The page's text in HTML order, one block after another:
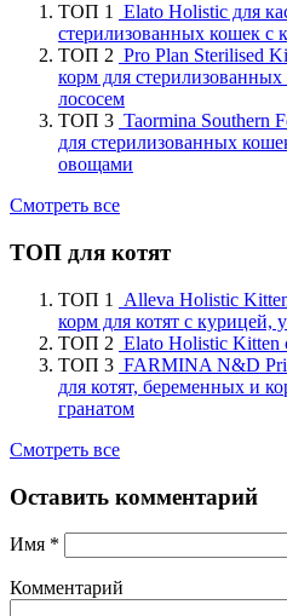
ТОП 1 Elato Holistic для
стерилизованных кошек с
ТОП 2 Pro Plan Sterilised
корм для стерилизованных
лососем
ТОП 3 Taormina Southern
для стерилизованных
овощами
Смотреть все
ТОП для котят
ТОП 1
Alleva Holistic
корм для котят с курицей,
ТОП 2 Elato Holistic Kitten
ТОП 3 FARMINA N&D
для котят, беременных и
гранатом
Смотреть все
Оставить комментарий
Имя *
Комментарий